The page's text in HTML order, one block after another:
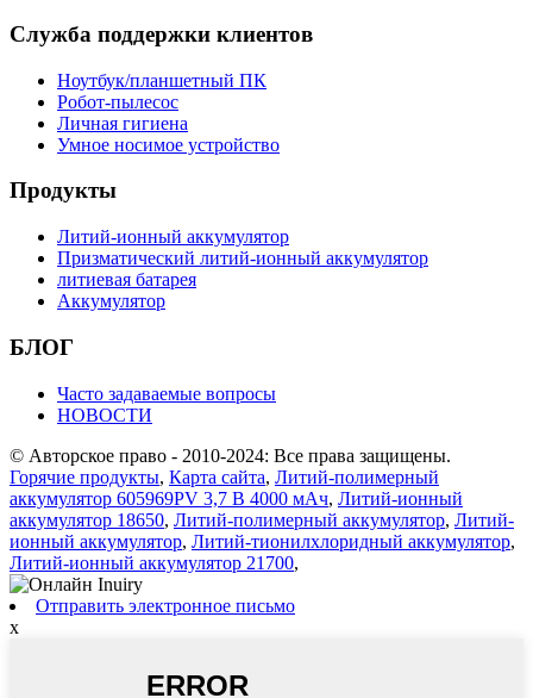
Служба поддержки клиентов
Ноутбук/планшетный ПК
Робот-пылесос
Личная гигиена
Умное носимое устройство
Продукты
Литий-ионный аккумулятор
Призматический литий-ионный аккумулятор
литиевая батарея
Аккумулятор
БЛОГ
Часто задаваемые вопросы
НОВОСТИ
© Авторское право - 2010-2024: Все права защищены.
Горячие продукты, Карта сайта, Литий-полимерный
аккумулятор 605969PV 3,7 В 4000 мАч, Литий-ионный
аккумулятор 18650, Литий-полимерный аккумулятор, Литий-
ионный аккумулятор, Литий-тионилхлоридный аккумулятор,
Литий-ионный аккумулятор 21700,
Отправить электронное письмо
x